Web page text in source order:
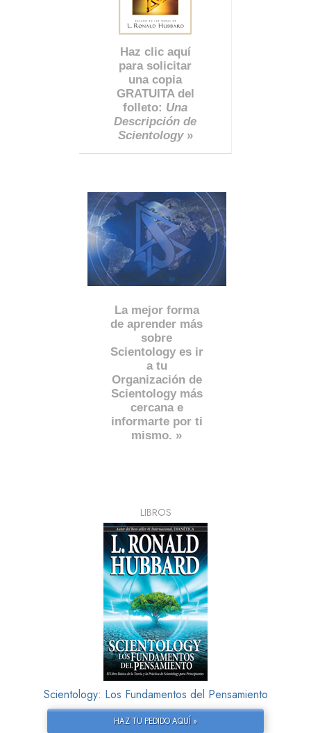
Haz clic aquí
para solicitar
una copia
GRATUITA del
folleto: Una
Descripción de
Scientology»
La mejor forma
de aprender más
sobre
Scientology es ir
a tu
Organización de
Scientology más
cercana e
informarte por ti
mismo. »
LIBROS
Scientology: Los Fundamentos del Pensamiento
HAZ TU PEDIDO AQUÍ »